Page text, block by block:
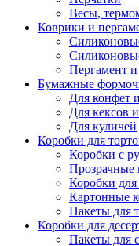
Весы,
Коврики и
Пергамент
Бумажные
Для конфет
Для кексов
Для куличей
Коробки для
Коробки с
Прозрачные
Коробки для
Картонные
Пакеты для
Коробки для
Пакеты для